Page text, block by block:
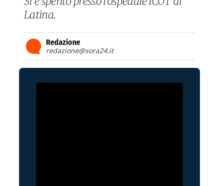
Latina.
Redazione
redazione@sora24.it